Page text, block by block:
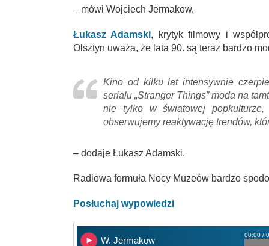
– mówi Wojciech Jermakow.
Łukasz Adamski, krytyk filmowy i
Olsztyn uważa, że lata 90. są teraz bardzo
Kino od kilku lat intensywnie
serialu „Stranger Things” moda na
nie tylko w światowej
obserwujemy reaktywację trendów,
– dodaje Łukasz Adamski.
Radiowa formuła Nocy Muzeów bardzo
Posłuchaj wypowiedzi
W. Jermakow
00:00 /